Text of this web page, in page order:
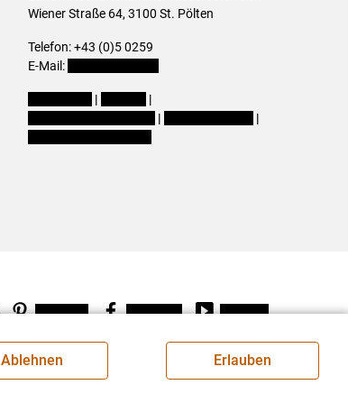
Wiener Straße 64, 3100 St. Pölten
Telefon: +43 (0)5 0259
E-Mail:
|
|
|
|
Pinterest Facebook Youtube
Ablehnen Erlauben